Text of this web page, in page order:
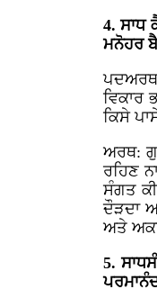
4. ਸਾਧ
ਮਨੋਹਰ
ਵਿਕਾਰ
ਕਿਸੇ
ਅਰਥ:
ਰਹਿਣ
ਸੰਗਤ
ਦੌੜਦਾ
ਅਤੇ
5.